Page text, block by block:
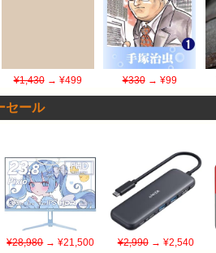
¥1,430→ ¥499 ¥330→ ¥99
セール
¥28,980→ ¥21,500 ¥2,990→ ¥2,540